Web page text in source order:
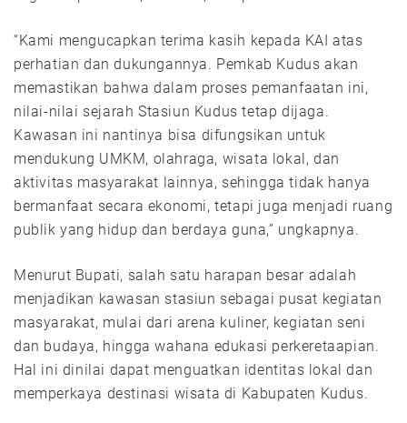
“Kami mengucapkan terima kasih kepada KAI atas
perhatian dan dukungannya. Pemkab Kudus akan
memastikan bahwa dalam proses pemanfaatan ini,
nilai-nilai sejarah Stasiun Kudus tetap dijaga.
Kawasan ini nantinya bisa difungsikan untuk
mendukung UMKM, olahraga, wisata lokal, dan
aktivitas masyarakat lainnya, sehingga tidak hanya
bermanfaat secara ekonomi, tetapi juga menjadi ruang
publik yang hidup dan berdaya guna,” ungkapnya.
Menurut Bupati, salah satu harapan besar adalah
menjadikan kawasan stasiun sebagai pusat kegiatan
masyarakat, mulai dari arena kuliner, kegiatan seni
dan budaya, hingga wahana edukasi perkeretaapian.
Hal ini dinilai dapat menguatkan identitas lokal dan
memperkaya destinasi wisata di Kabupaten Kudus.